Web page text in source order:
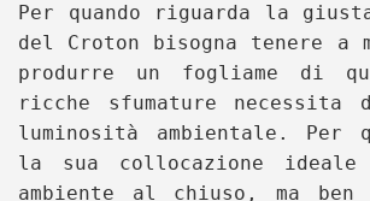
Per quando riguarda la
del Croton bisogna tenere a
produrre un fogliame di
ricche sfumature necessita
luminosità ambientale. Per
la sua collocazione
ambiente al chiuso, ma